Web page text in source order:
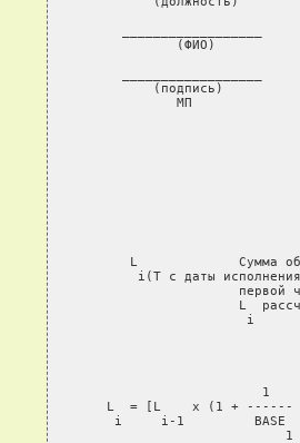
с даты исполнения
первой
L
                      i
1
L  = [L    x (1 +
i     i-1         BASE
                           1